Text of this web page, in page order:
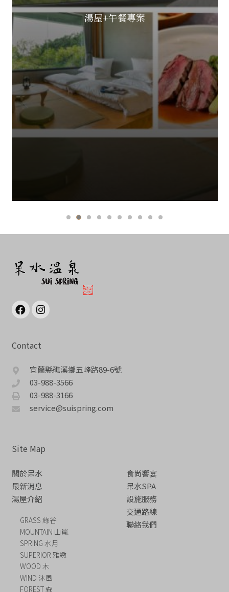
湯屋+午餐專案
Contact
宜蘭縣礁溪鄉五峰路89-6號
03-988-3566
03-988-3166
service@suispring.com
Site Map
關於呆水
最新消息
湯屋介紹
GRASS 綠谷
MOUNTAIN 山嵐
SPRING 水月
SUPERIOR 雅緻
WOOD 木
WIND 沐風
FOREST 森
食尚饗宴
呆水SPA
設施服務
交通路線
聯絡我們